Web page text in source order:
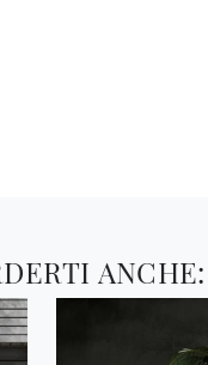
ANCHE: